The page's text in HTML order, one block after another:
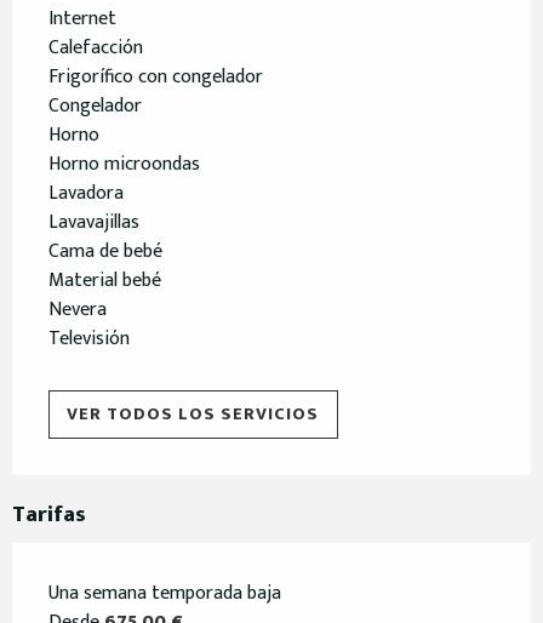
Internet
Calefacción
Frigorífico con congelador
Congelador
Horno
Horno microondas
Lavadora
Lavavajillas
Cama de bebé
Material bebé
Nevera
Televisión
VER TODOS LOS SERVICIOS
Tarifas
Una semana temporada baja